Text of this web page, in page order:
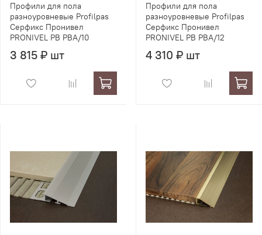
Профили для пола
разноуровневые Profilpas
Серфикс Пронивел
PRONIVEL PB PBA/10
3 815 ₽ шт
Профили для пола
разноуровневые Profilpas
Серфикс Пронивел
PRONIVEL PB PBA/12
4 310 ₽ шт